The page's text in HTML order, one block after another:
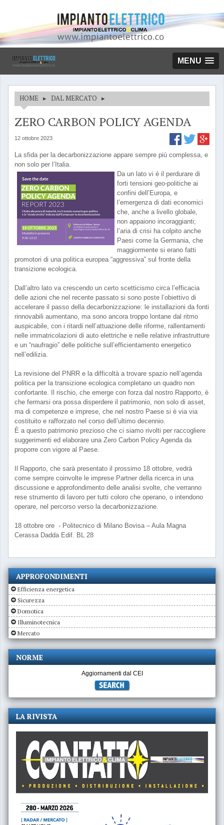
MENU
HOME ▸ DAL MERCATO ▸
ZERO CARBON POLICY AGENDA
12 ottobre 2023
La sfida per la decarbonizzazione appare sempre più complessa, e
non solo per l’Italia.
Da un lato vi è il perdurare di
forti tensioni geo-politiche ai
confini dell’Europa, e
l’emergenza di dati economici
che, anche a livello globale,
non appaiono incoraggianti;
l’aria di crisi ha colpito anche
Paesi come la Germania, che
maggiormente si erano fatti
promotori di una politica europea “aggressiva” sul fronte della
transizione ecologica.
Dall’altro lato va crescendo un certo scetticismo circa l’efficacia
delle azioni che nel recente passato si sono poste l’obiettivo di
accelerare il passo della decarbonizzazione: le installazioni da fonti
rinnovabili aumentano, ma sono ancora troppo lontane dal ritmo
auspicabile, con i ritardi nell’attuazione delle riforme, rallentamenti
nelle immatricolazioni di auto elettriche e nelle relative infrastrutture
e un “naufragio” delle politiche sull’efficientamento energetico
nell’edilizia.
La revisione del PNRR e la difficoltà a trovare spazio nell’agenda
politica per la transizione ecologica completano un quadro non
confortante. Il rischio, che emerge con forza dal nostro Rapporto, è
che fermarsi ora possa disperdere il patrimonio, non solo di asset,
ma di competenze e imprese, che nel nostro Paese si è via via
costituito e rafforzato nel corso dell’ultimo decennio.
È a questo patrimonio prezioso che ci siamo rivolti per raccogliere
suggerimenti ed elaborare una Zero Carbon Policy Agenda da
proporre con vigore al Paese.
Il Rapporto, che sarà presentato il prossimo 18 ottobre, vedrà
come sempre coinvolte le imprese Partner della ricerca in una
discussione e approfondimento delle analisi svolte, che verranno
rese strumento di lavoro per tutti coloro che operano, o intendono
operare, nel percorso verso la decarbonizzazione.
18 ottobre ore - Politecnico di Milano Bovisa – Aula Magna
Cerassa Dadda Edif. BL 28
APPROFONDIMENTI
Efficienza energetica
Sicurezza
Domotica
Illuminotecnica
Mercato
NORME
Aggiornamenti dal CEI
LA RIVISTA